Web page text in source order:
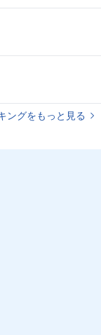
ングをもっと見る